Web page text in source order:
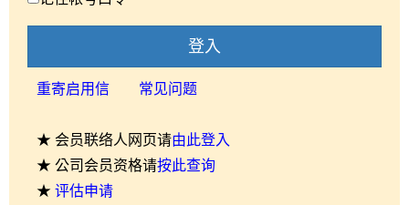
登入
重寄启用信 常见问题
★ 会员联络人网页请由此登入
★ 公司会员资格请按此查询
★ 评估申请